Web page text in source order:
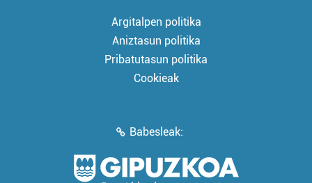
Argitalpen politika
Aniztasun politika
Pribatutasun politika
Cookieak
Babesleak: